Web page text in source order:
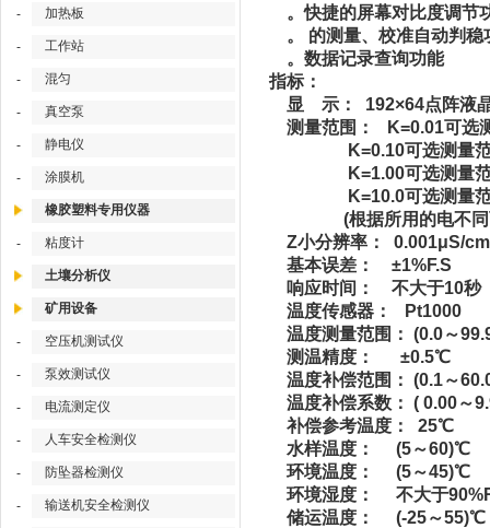
- 加热板
- 工作站
- 混匀
- 真空泵
- 静电仪
- 涂膜机
橡胶塑料专用仪器
- 粘度计
土壤分析仪
矿用设备
- 空压机测试仪
- 泵效测试仪
- 电流测定仪
- 人车安全检测仪
- 防坠器检测仪
- 输送机安全检测仪
。快捷的屏幕对比度调节
。 的测量、校准自动判稳
。数据记录查询功能
指标：
显 示： 192×64点阵液晶
测量范围： K=0.01可选
K=0.10可选测量范围
K=1.00可选测量范围
K=10.0可选测量范围(
(根据所用的电不同
Z小分辨率： 0.001μS/
基本误差： ±1%F.S
响应时间： 不大于10秒
温度传感器： Pt1000
温度测量范围： (0.0～
测温精度： ±0.5℃
温度补偿范围： (0.1～
温度补偿系数： ( 0.00～
补偿参考温度： 25℃
水样温度： (5～60)℃
环境温度： (5～45)℃
环境湿度： 不大于
储运温度： (-25～55)℃